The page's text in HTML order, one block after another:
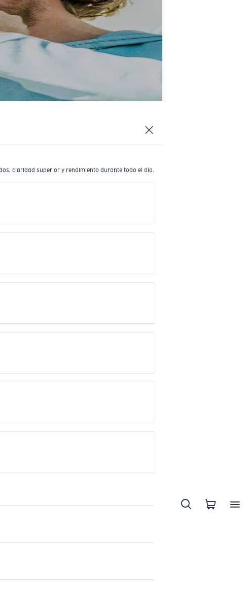
claridad superior y rendimiento durante todo el día.